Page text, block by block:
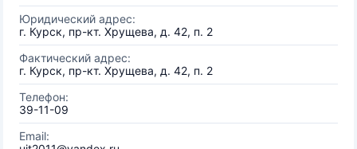
Юридический адрес:
г. Курск, пр-кт. Хрущева, д. 42, п. 2
Фактический адрес:
г. Курск, пр-кт. Хрущева, д. 42, п. 2
Телефон:
39-11-09
Email: